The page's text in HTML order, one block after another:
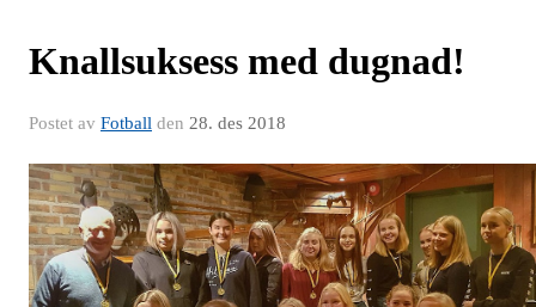
Knallsuksess med dugnad!
Postet av Fotball den 28. des 2018